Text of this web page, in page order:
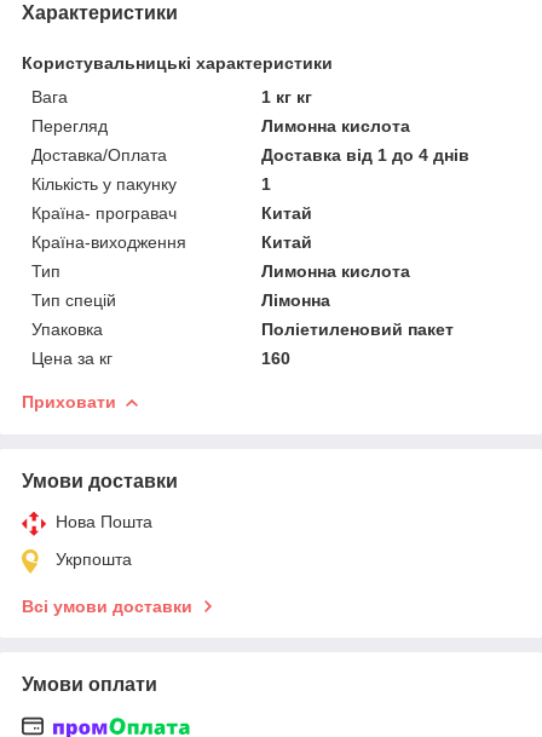
Характеристики
Користувальницькі характеристики
Вага
1 кг кг
Перегляд
Лимонна кислота
Доставка/Оплата
Доставка від 1 до 4 днів
Кількість у пакунку
1
Країна- програвач
Китай
Країна-виходження
Китай
Тип
Лимонна кислота
Тип спецій
Лімонна
Упаковка
Поліетиленовий пакет
Цена за кг
160
Приховати
Умови доставки
Нова Пошта
Укрпошта
Всі умови доставки
Умови оплати